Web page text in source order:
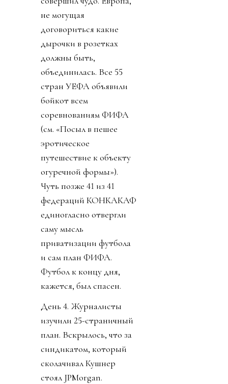
не могущая
договориться какие
дырочки в розетках
должны быть,
объединилась. Все 55
стран УЕФА объявили
бойкот всем
соревнованиям ФИФА
(см. «Посыл в пешее
эротическое
путешествие к объекту
огуречной формы»).
Чуть позже 41 из 41
федераций КОНКАКАФ
единогласно отвергли
саму мысль
приватизации футбола
и сам план ФИФА.
Футбол к концу дня,
кажется, был спасен.
День 4. Журналисты
изучили 25-страничный
план. Вскрылось, что за
синдикатом, который
сколачивал Кушнер
стоял JPMorgan.